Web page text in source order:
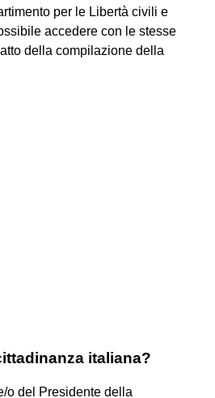
per le Libertà civili e
accedere con le stesse
della compilazione della
italiana?
o del Presidente della